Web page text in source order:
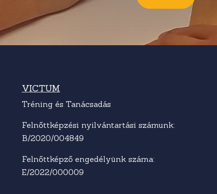
VICTUM
Tréning és Tanácsadás
Felnőttképzési nyilvántartási számunk:
B/2020/004849
Felnőttképző engedélyünk száma:
E/2022/000009